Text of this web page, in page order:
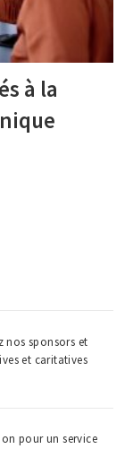
à la
nos sponsors et
et caritatives
pour un service